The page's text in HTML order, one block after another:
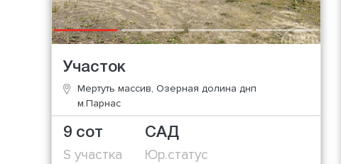
Участок
Мертуть массив, Озерная долина днп
м.Парнас
9 сот
S участка
САД
Юр.статус